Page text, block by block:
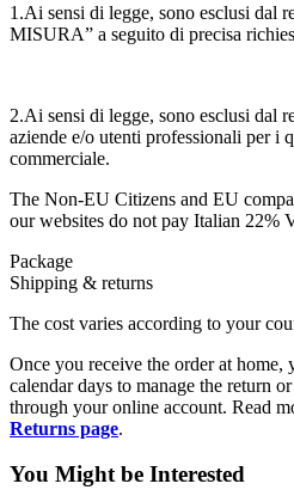
1.Ai sensi di legge, sono esclusi dal
MISURA” a seguito di precisa
2.Ai sensi di legge, sono esclusi dal
aziende e/o utenti professionali per i
commerciale.
The Non-EU Citizens and EU
our websites do not pay Italian 22%
Package
Shipping & returns
The cost varies according to your
Once you receive the order at home,
calendar days to manage the return
through your online account. Read
Returns page.
You Might be Interested